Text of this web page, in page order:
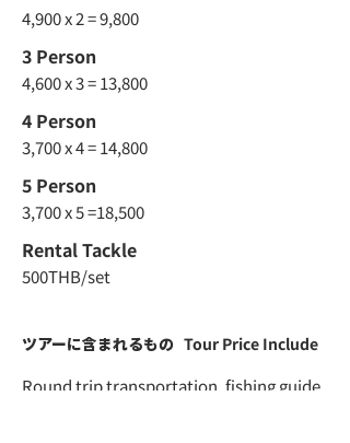
4,900 x 2 = 9,800
3 Person
4,600 x 3 = 13,800
4 Person
3,700 x 4 = 14,800
5 Person
3,700 x 5 =18,500
Rental Tackle
500THB/set
ツアーに含まれるもの Tour Price Include
Round trip transportation, fishing guide